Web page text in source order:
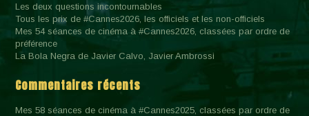
Les deux questions incontournables
Tous les prix de #Cannes2026, les officiels et les non-officiels
Mes 54 séances de cinéma à #Cannes2026, classées par ordre de
préférence
La Bola Negra de Javier Calvo, Javier Ambrossi
Commentaires récents
Mes 58 séances de cinéma à #Cannes2025, classées par ordre de